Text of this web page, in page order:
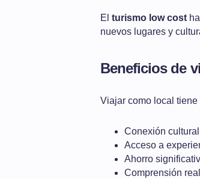
El turismo low cost
nuevos lugares y
Beneficios de
Viajar como local
Conexión
Acceso a
Ahorro
Comprensión